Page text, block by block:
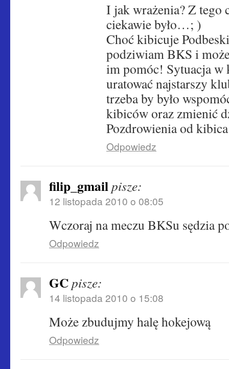
I jak wrażenia? Z tego
ciekawie było…; )
Choć kibicuje
podziwiam BKS i
im pomóc! Sytuacja w
uratować najstarszy
trzeba by było
kibiców oraz zmienić
Pozdrowienia od
Odpowiedz
filip_gmailpisze:
12 listopada 2010 o 08:05
Wczoraj na meczu BKSu sędzia
Odpowiedz
GCpisze:
14 listopada 2010 o 15:08
Może zbudujmy halę hokejową
Odpowiedz